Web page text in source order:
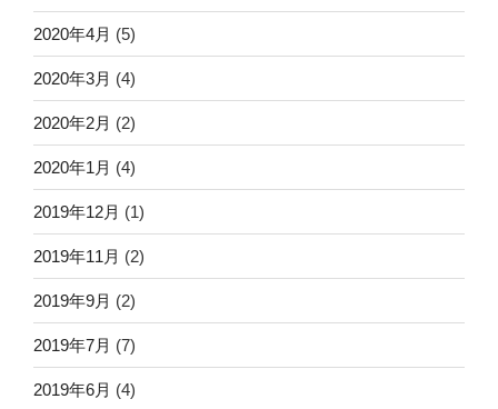
2020年4月 (5)
2020年3月 (4)
2020年2月 (2)
2020年1月 (4)
2019年12月 (1)
2019年11月 (2)
2019年9月 (2)
2019年7月 (7)
2019年6月 (4)